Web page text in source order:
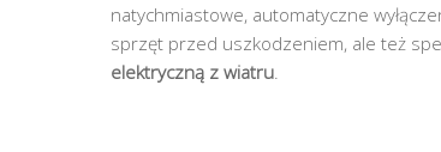
natychmiastowe, automatyczne
sprzęt przed uszkodzeniem, ale też
elektryczną z wiatru.